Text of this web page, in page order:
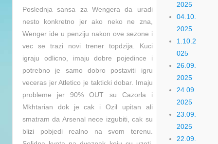
Poslednja sansa za Wengera da uradi
nesto konkretno jer ako neko ne zna,
Wenger ide u penziju nakon ove sezone i
vec se trazi novi trener topdzija. Kuci
igraju odlicno, imaju dobre pojedince i
potrebno je samo dobro postaviti igru
veceras jer Atletico je takticki dobar. Imaju
probleme jer 90% OUT su Cazorla i
Mkhtarian dok je cak i Ozil upitan ali
smatram da Arsenal nece izgubiti, cak su
blizi pobjedi realno na svom terenu.
2025
04.10.
2025
1.10.2
025
26.09.
2025
24.09.
2025
23.09.
2025
22.09.